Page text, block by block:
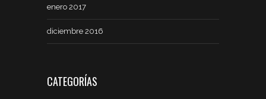
enero 2017
diciembre 2016
CATEGORÍAS